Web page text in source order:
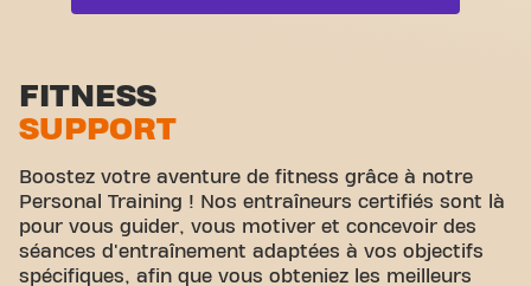
c'est l'endroit où le fitness et la communauté se
Zone d'étirement
Cyclisme virtuel
Visite guidée
FITNESS
SUPPORT
Boostez votre aventure de fitness grâce à notre
Personal Training ! Nos entraîneurs certifiés sont là
pour vous guider, vous motiver et concevoir des
séances d'entraînement adaptées à vos objectifs
spécifiques, afin que vous obteniez les meilleurs